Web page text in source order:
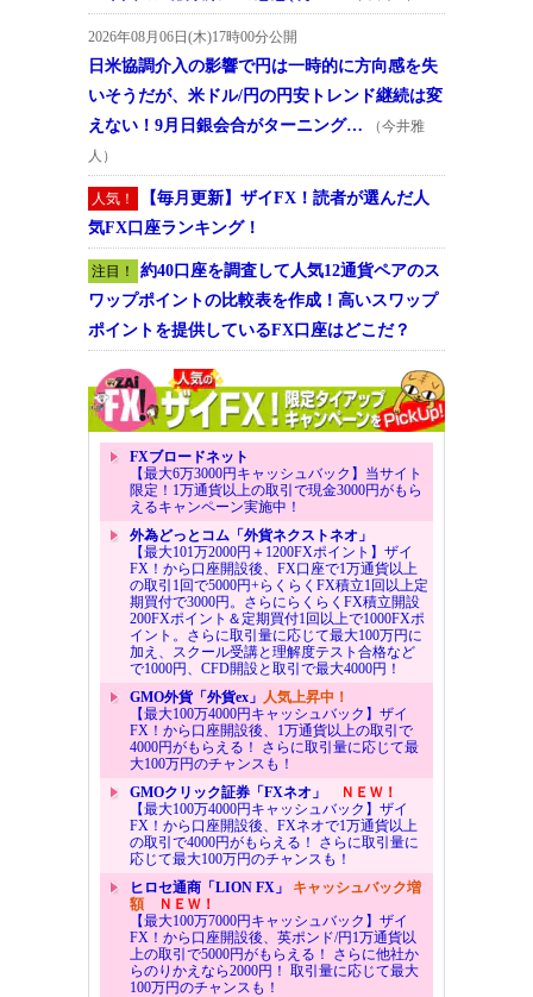
2026年08月06日(木)17時00分公開
日米協調介入の影響で円は一時的に方向感を失
いそうだが、米ドル/円の円安トレンド継続は変
えない！9月日銀会合がターニング…
（今井雅
人）
人気！
【毎月更新】ザイFX！読者が選んだ人
気FX口座ランキング！
注目！
約40口座を調査して人気12通貨ペアのス
ワップポイントの比較表を作成！高いスワップ
ポイントを提供しているFX口座はどこだ？
FXブロードネット
【最大6万3000円キャッシュバック】当サイト
限定！1万通貨以上の取引で現金3000円がもら
えるキャンペーン実施中！
外為どっとコム「外貨ネクストネオ」
【最大101万2000円＋1200FXポイント】ザイ
FX！から口座開設後、FX口座で1万通貨以上
の取引1回で5000円+らくらくFX積立1回以上定
期買付で3000円。さらにらくらくFX積立開設
200FXポイント＆定期買付1回以上で1000FXポ
イント。さらに取引量に応じて最大100万円に
加え、スクール受講と理解度テスト合格など
で1000円、CFD開設と取引で最大4000円！
GMO外貨「外貨ex」 人気上昇中！
【最大100万4000円キャッシュバック】ザイ
FX！から口座開設後、1万通貨以上の取引で
4000円がもらえる！ さらに取引量に応じて最
大100万円のチャンスも！
GMOクリック証券「FXネオ」
ＮＥＷ！
【最大100万4000円キャッシュバック】ザイ
FX！から口座開設後、FXネオで1万通貨以上
の取引で4000円がもらえる！ さらに取引量に
応じて最大100万円のチャンスも！
ヒロセ通商「LION FX」 キャッシュバック増
額ＮＥＷ！
【最大100万7000円キャッシュバック】ザイ
FX！から口座開設後、英ポンド/円1万通貨以
上の取引で5000円がもらえる！ さらに他社か
らのりかえなら2000円！ 取引量に応じて最大
100万円のチャンスも！